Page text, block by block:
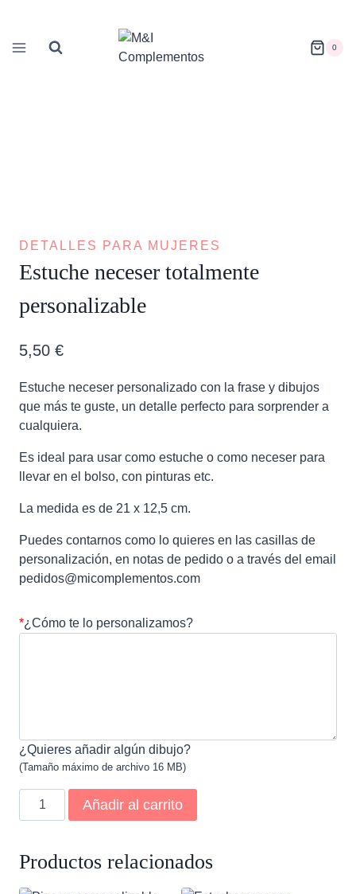
contenido
0
DETALLES PARA MUJERES
Estuche neceser totalmente
personalizable
5,50 €
Estuche neceser personalizado con la frase y dibujos
que más te guste, un detalle perfecto para sorprender a
cualquiera.
Es ideal para usar como estuche o como neceser para
llevar en el bolso, con pinturas etc.
La medida es de 21 x 12,5 cm.
Puedes contarnos como lo quieres en las casillas de
personalización, en notas de pedido o a través del email
pedidos@micomplementos.com
*¿Cómo te lo personalizamos?
¿Quieres añadir algún dibujo?
(Tamaño máximo de archivo 16 MB)
Estuche
neceser
personalizable
Añadir al carrito
Productos relacionados